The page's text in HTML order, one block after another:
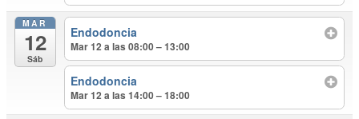
MAR
12
Sáb
Endodoncia
Mar 12 a las 08:00 – 13:00
Endodoncia
Mar 12 a las 14:00 – 18:00